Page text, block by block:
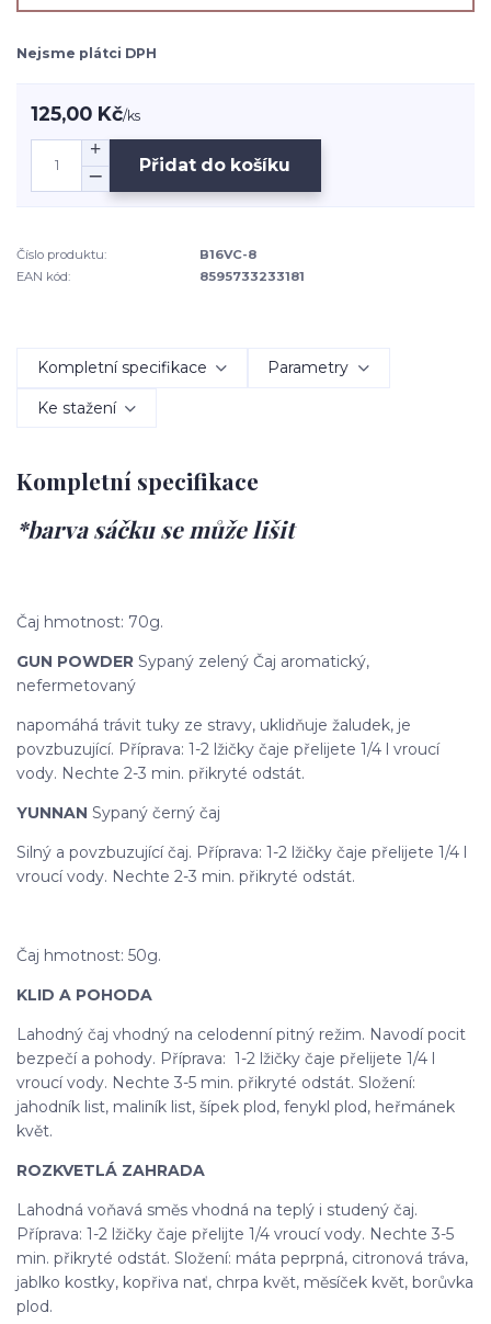
Nejsme plátci DPH
125,00 Kč/ks
Přidat do košíku
Číslo produktu:
B16VC-8
EAN kód:
8595733233181
Kompletní specifikace Parametry
Ke stažení
Kompletní specifikace
*barva sáčku se může lišit
Čaj hmotnost: 70g.
GUN POWDER Sypaný zelený Čaj aromatický,
nefermetovaný
napomáhá trávit tuky ze stravy, uklidňuje žaludek, je
povzbuzující. Příprava: 1-2 lžičky čaje přelijete 1/4 l vroucí
vody. Nechte 2-3 min. přikryté odstát.
YUNNAN Sypaný černý čaj
Silný a povzbuzující čaj. Příprava: 1-2 lžičky čaje přelijete 1/4 l
vroucí vody. Nechte 2-3 min. přikryté odstát.
Čaj hmotnost: 50g.
KLID A POHODA
Lahodný čaj vhodný na celodenní pitný režim. Navodí pocit
bezpečí a pohody. Příprava: 1-2 lžičky čaje přelijete 1/4 l
vroucí vody. Nechte 3-5 min. přikryté odstát. Složení:
jahodník list, maliník list, šípek plod, fenykl plod, heřmánek
květ.
ROZKVETLÁ ZAHRADA
Lahodná voňavá směs vhodná na teplý i studený čaj.
Příprava: 1-2 lžičky čaje přelijte 1/4 vroucí vody. Nechte 3-5
min. přikryté odstát. Složení: máta peprpná, citronová tráva,
jablko kostky, kopřiva nať, chrpa květ, měsíček květ, borůvka
plod.